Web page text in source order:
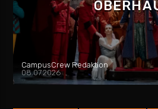
CampusCrew Redaktion
08.07.2026